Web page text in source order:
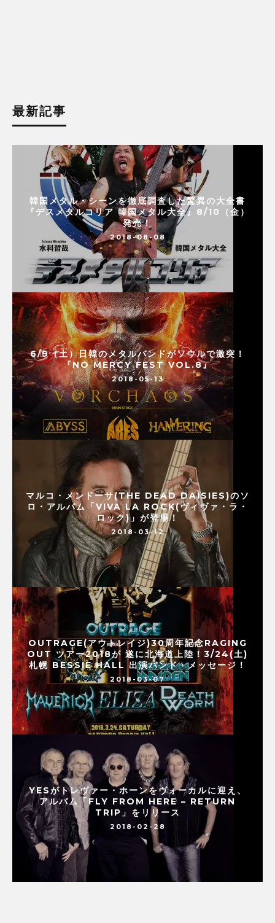
最新記事
韓国メタル・シーンを徹底調査した驚異の大全書
『デスメタルコリア 韓国メタル大全』8/10（金）
発売！
2018-08-08
6/9（土）日韓のメタルバンドがソウルで激突！
『NO MERCY FEST VOL.8』
2018-05-13
マルコ・メンドーサ(THE DEAD DAISIES)のソ
ロ・アルバム「VIVA LA ROCK(ヴィヴァ・ラ・
ロック)」が登場！
2018-03-12
OUTRAGE(アウトレイジ)30周年記念RAGING
OUT ツアー2018が 遂に北海道上陸！3/24(土)
札幌 BESSIE HALL 出演バンド・メッセージ！
2018-03-07
YESがトレヴァー・ホーンをヴォーカルに迎え、
アルバム「FLY FROM HERE – RETURN
TRIP」をリリース
2018-02-28